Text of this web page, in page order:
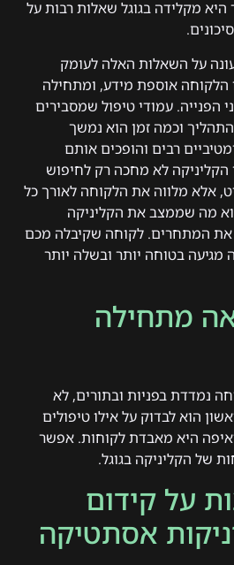
מקלידה בגוגל שאלות רבות על
על השאלות האלה לעומק
הלקוחה אוספת מידע, ומתחילה
הפנייה. עמודי טיפול שמסבירים
וכמה זמן הוא נמשך
רבים והופכים אותם
הקליניקה לא מחכה רק לחיפוש
אלא מלווה את הלקוחה לאורך כל
מה שממצב את הקליניקה
המתחרים. לקוחה שקיבלה מכם
מגיעה בטוחה יותר ובשלה יותר
מתחילה
נמדדת בפניות ובתורים, לא
הוא לבדוק על אילו טיפולים
היא מאבדת לקוחות. אפשר
של הקליניקה בגוגל.
על קידום
אסתטיקה